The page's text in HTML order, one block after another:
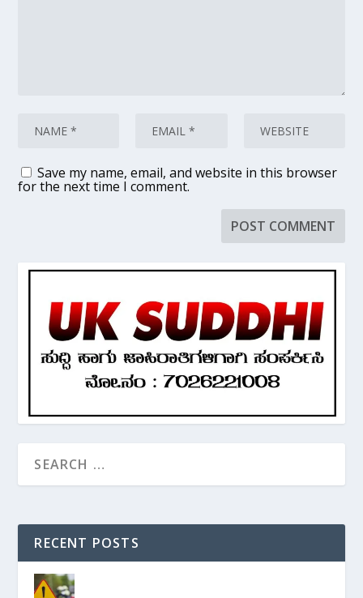
Save my name, email, and website in this browser
for the next time I comment.
RECENT POSTS